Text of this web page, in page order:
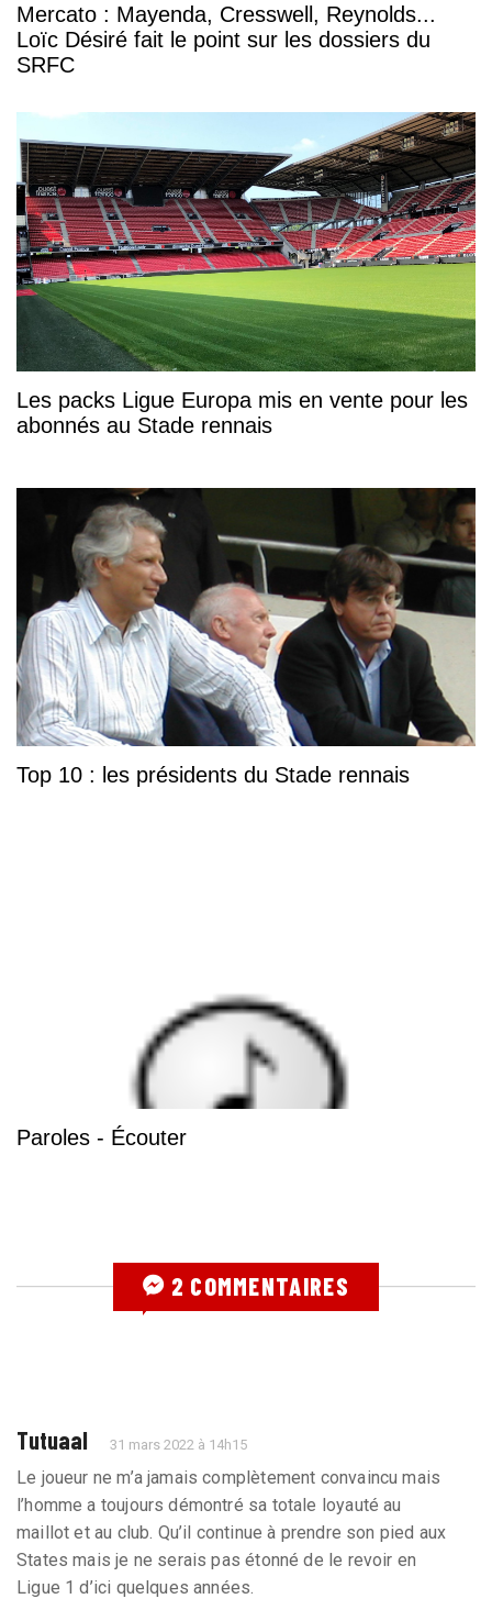
Mercato : Mayenda, Cresswell, Reynolds...
Loïc Désiré fait le point sur les dossiers du
SRFC
Les packs Ligue Europa mis en vente pour les
abonnés au Stade rennais
Top 10 : les présidents du Stade rennais
Paroles - Écouter
2 COMMENTAIRES
Tutuaal 31 mars 2022 à 14h15
Le joueur ne m’a jamais complètement convaincu mais
l’homme a toujours démontré sa totale loyauté au
maillot et au club. Qu’il continue à prendre son pied aux
States mais je ne serais pas étonné de le revoir en
Ligue 1 d’ici quelques années.